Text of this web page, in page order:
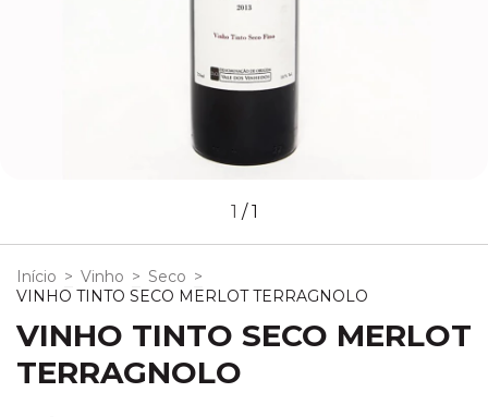
1 /1
Início > Vinho > Seco >
VINHO TINTO SECO MERLOT TERRAGNOLO
VINHO TINTO SECO MERLOT
TERRAGNOLO